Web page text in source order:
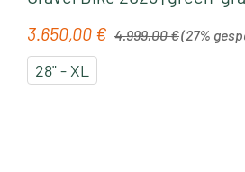
Verkaufspreis:
3.650,00 € Regulärer Preis:
4.999,00 €(27%
28" - XL